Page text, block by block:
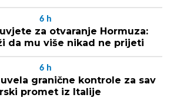
6 h
za otvaranje Hormuza:
da mu više nikad ne prijeti
6 h
granične kontrole za sav
promet iz Italije